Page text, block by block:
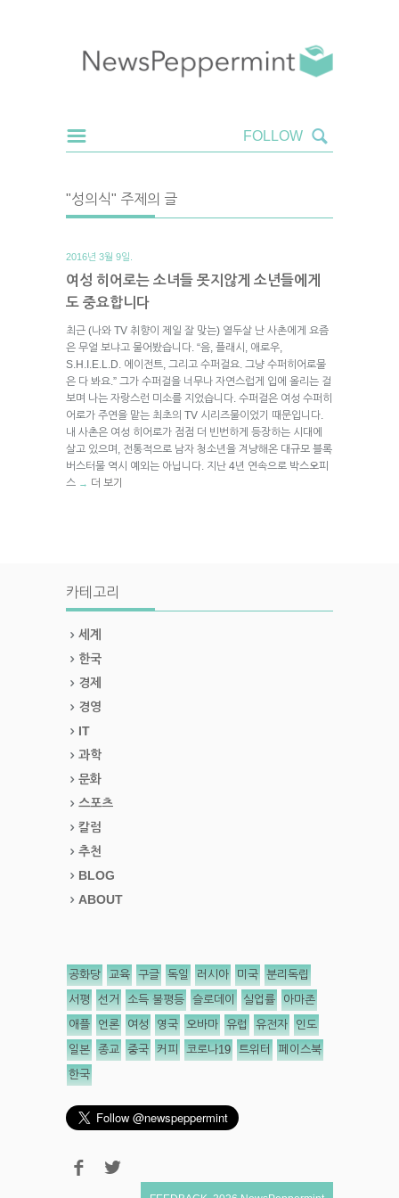
"성의식" 주제의 글
2016년 3월 9일.
여성 히어로는 소녀들 못지않게 소년들에게
도 중요합니다
최근 (나와 TV 취향이 제일 잘 맞는) 열두살 난 사촌에게 요즘
은 무얼 보냐고 물어봤습니다. “음, 플래시, 애로우,
S.H.I.E.L.D. 에이전트, 그리고 수퍼걸요. 그냥 수퍼히어로물
은 다 봐요.” 그가 수퍼걸을 너무나 자연스럽게 입에 올리는 걸
보며 나는 자랑스런 미소를 지었습니다. 수퍼걸은 여성 수퍼히
어로가 주연을 맡는 최초의 TV 시리즈물이었기 때문입니다.
내 사촌은 여성 히어로가 점점 더 빈번하게 등장하는 시대에
살고 있으며, 전통적으로 남자 청소년을 겨냥해온 대규모 블록
버스터물 역시 예외는 아닙니다. 지난 4년 연속으로 박스오피
스 → 더 보기
카테고리
세계
한국
경제
경영
IT
과학
문화
스포츠
칼럼
추천
BLOG
ABOUT
공화당 교육 구글 독일 러시아 미국 분리독립
서평 선거 소득 불평등 슬로데이 실업률 아마존
애플 언론 여성 영국 오바마 유럽 유전자 인도
일본 종교 중국 커피 코로나19 트위터 페이스북
한국